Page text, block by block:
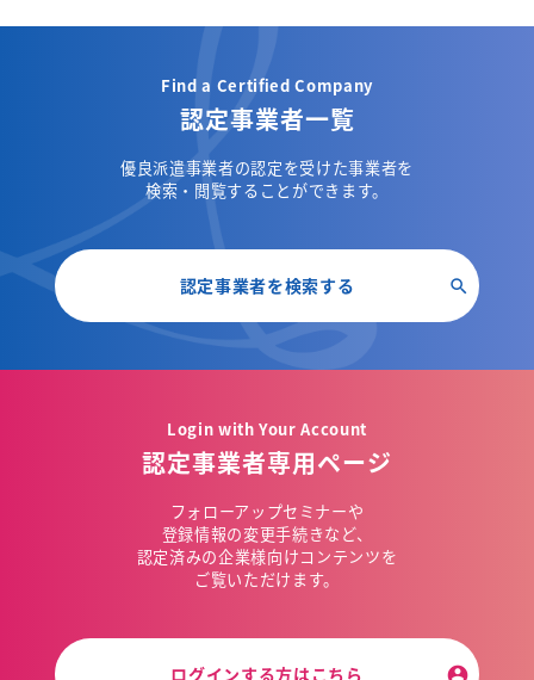
Find a Certified Company
認定事業者一覧
優良派遣事業者の認定を受けた事業者を
検索・閲覧することができます。
認定事業者を検索する
Login with Your Account
認定事業者専用ページ
フォローアップセミナーや
登録情報の変更手続きなど、
認定済みの企業様向けコンテンツを
ご覧いただけます。
ログインする方はこちら